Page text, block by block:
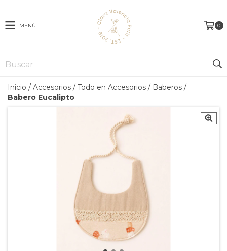
MENÚ 0
Inicio / Accesorios / Todo en Accesorios / Baberos /
Babero Eucalipto